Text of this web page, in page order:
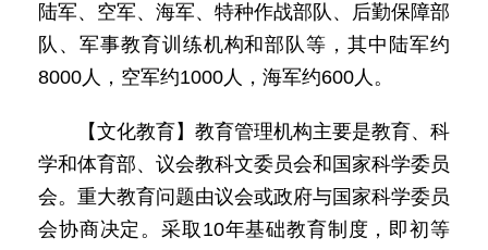
陆军、空军、海军、特种作战部队、后勤保障部
队、军事教育训练机构和部队等，其中陆军约
8000人，空军约1000人，海军约600人。
【文化教育】教育管理机构主要是教育、科
学和体育部、议会教科文委员会和国家科学委员
会。重大教育问题由议会或政府与国家科学委员
会协商决定。采取10年基础教育制度，即初等